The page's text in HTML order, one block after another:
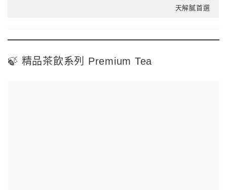
天解膩首選
🍃 精品茶飲系列 Premium Tea